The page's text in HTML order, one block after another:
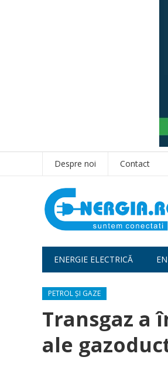
Despre noi Contact
ENERGIE ELECTRICĂ
PETROL ȘI GAZE
Transgaz a
ale